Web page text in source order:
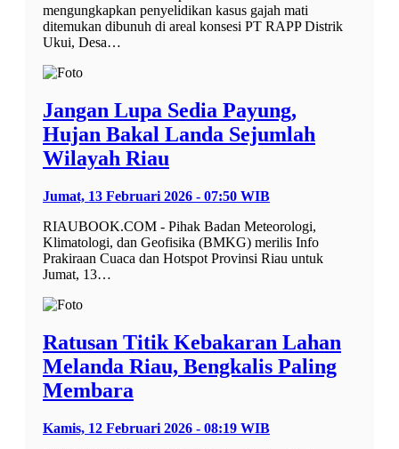
mengungkapkan penyelidikan kasus gajah mati
ditemukan dibunuh di areal konsesi PT RAPP Distrik
Ukui, Desa…
Jangan Lupa Sedia Payung,
Hujan Bakal Landa Sejumlah
Wilayah Riau
Jumat, 13 Februari 2026 - 07:50 WIB
RIAUBOOK.COM - Pihak Badan Meteorologi,
Klimatologi, dan Geofisika (BMKG) merilis Info
Prakiraan Cuaca dan Hotspot Provinsi Riau untuk
Jumat, 13…
Ratusan Titik Kebakaran Lahan
Melanda Riau, Bengkalis Paling
Membara
Kamis, 12 Februari 2026 - 08:19 WIB